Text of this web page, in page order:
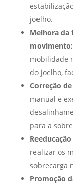
joelho.
Melhora da
movimento:
mobilidade
do joelho,
Correção
manual e
para a
realizar os
sobrecarga
Promoção